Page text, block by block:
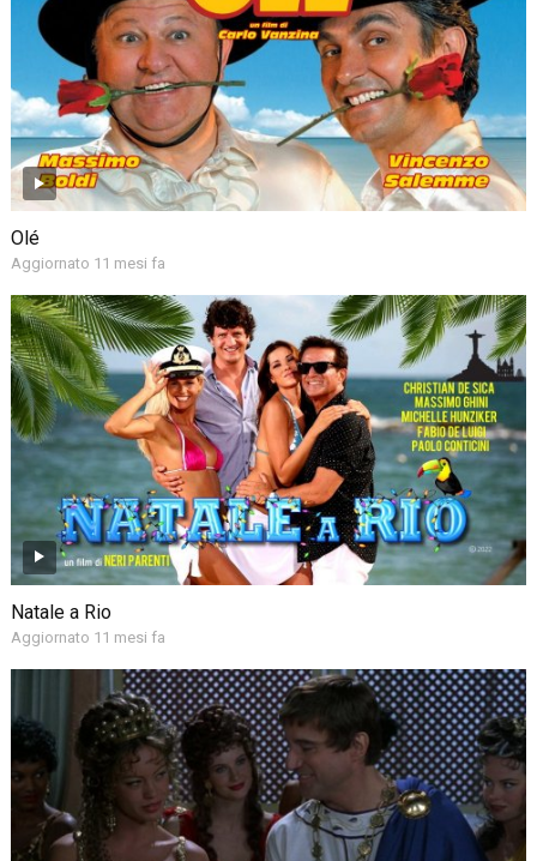
Olé
Aggiornato 11 mesi fa
Natale a Rio
Aggiornato 11 mesi fa